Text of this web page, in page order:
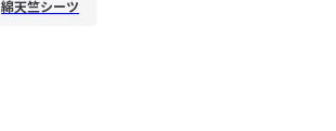
綿天竺シーツ